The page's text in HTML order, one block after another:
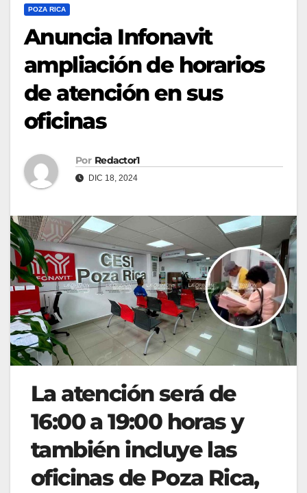
POZA RICA
Anuncia Infonavit
ampliación de horarios
de atención en sus
oficinas
Por Redactor1
DIC 18, 2024
La atención será de
16:00 a 19:00 horas y
también incluye las
oficinas de Poza Rica,